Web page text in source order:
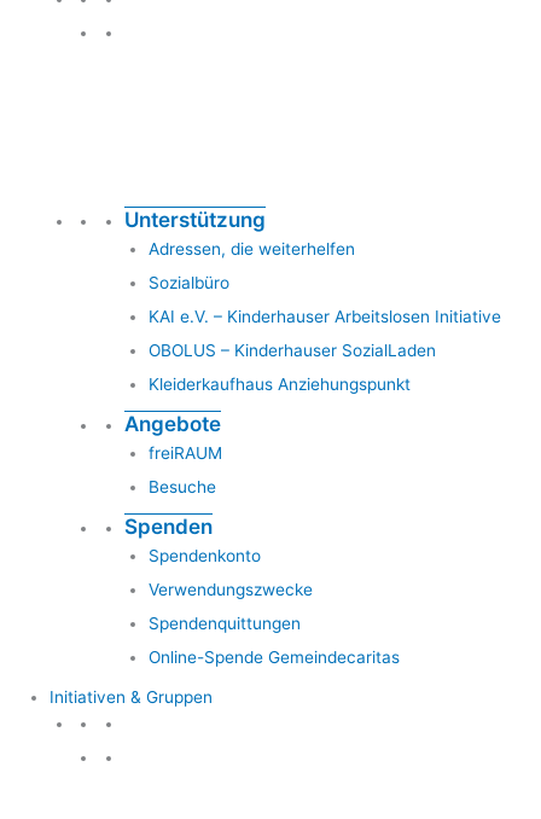
Unterstützung
Adressen, die weiterhelfen
Sozialbüro
KAI e.V. – Kinderhauser Arbeitslosen Initiative
OBOLUS – Kinderhauser SozialLaden
Kleiderkaufhaus Anziehungspunkt
Angebote
freiRAUM
Besuche
Spenden
Spendenkonto
Verwendungszwecke
Spendenquittungen
Online-Spende Gemeindecaritas
Initiativen & Gruppen